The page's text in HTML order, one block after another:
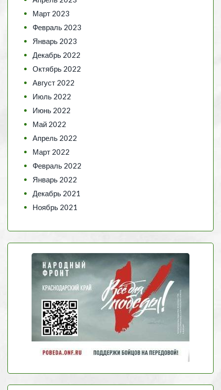
Март 2023
Февраль 2023
Январь 2023
Декабрь 2022
Октябрь 2022
Август 2022
Июль 2022
Июнь 2022
Май 2022
Апрель 2022
Март 2022
Февраль 2022
Январь 2022
Декабрь 2021
Ноябрь 2021